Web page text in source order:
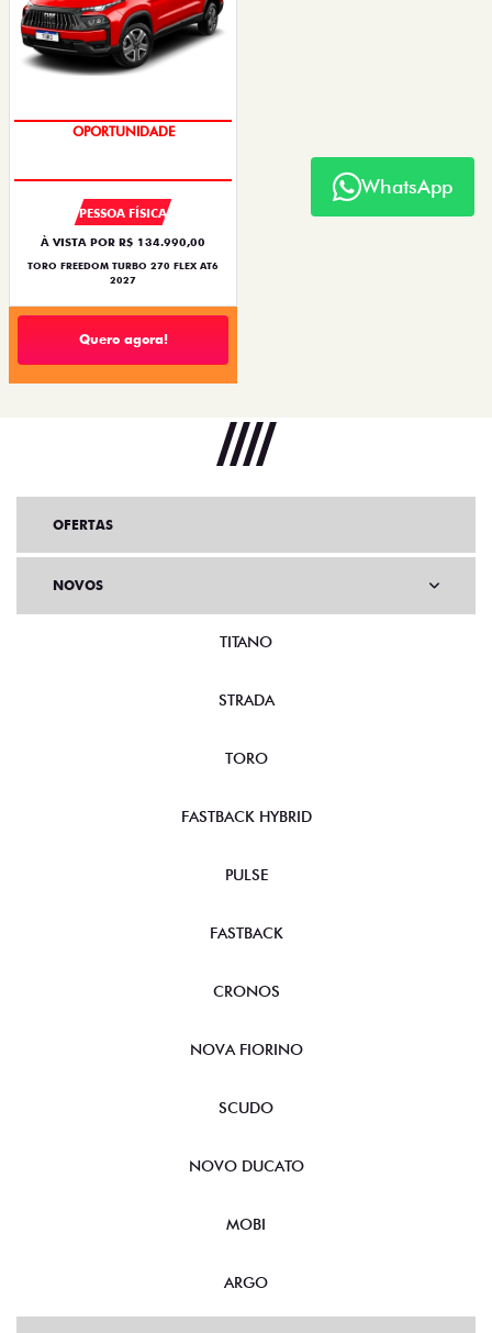
OPORTUNIDADE
PESSOA FÍSICA
À VISTA POR R$ 134.990,00
TORO FREEDOM TURBO 270 FLEX AT6
2027
Quero agora!
WhatsApp
OFERTAS
NOVOS
TITANO
STRADA
TORO
FASTBACK HYBRID
PULSE
FASTBACK
CRONOS
NOVA FIORINO
SCUDO
NOVO DUCATO
MOBI
ARGO